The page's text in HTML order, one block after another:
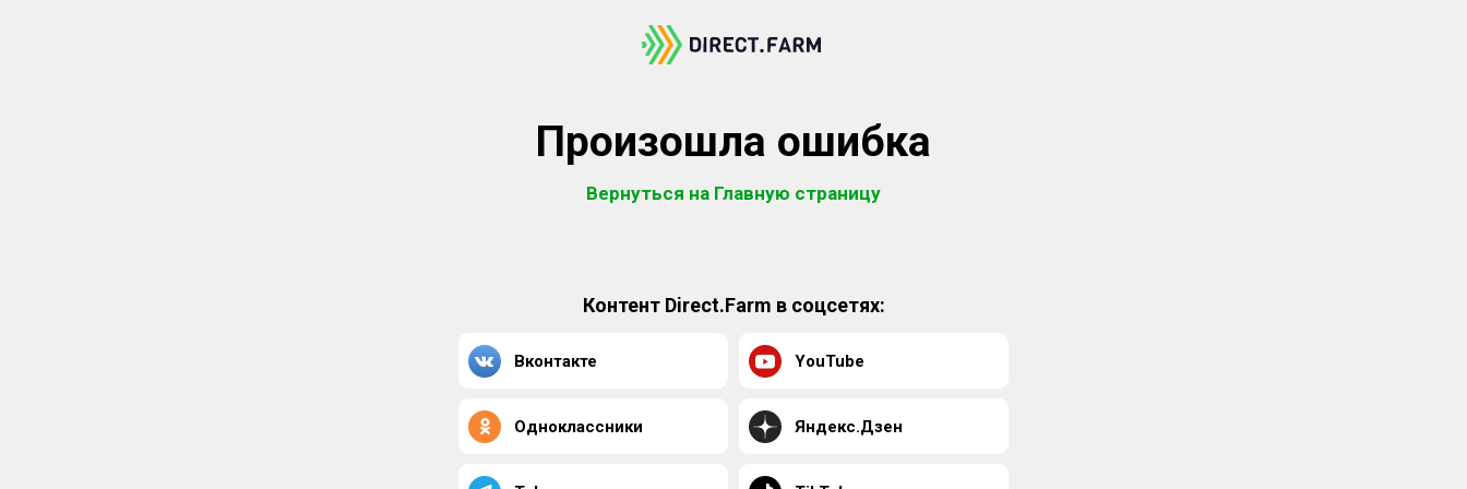
Произошла ошибка
Вернуться на Главную страницу
Контент Direct.Farm в соцсетях:
Вконтакте YouTube
Одноклассники Яндекс.Дзен